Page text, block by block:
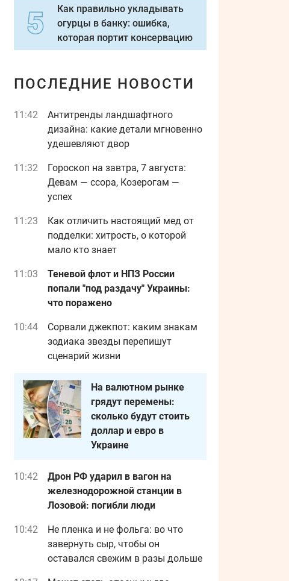
Как правильно укладывать
огурцы в банку: ошибка,
которая портит консервацию
ПОСЛЕДНИЕ НОВОСТИ
11:42
Антитренды ландшафтного
дизайна: какие детали мгновенно
удешевляют двор
11:32
Гороскоп на завтра, 7 августа:
Девам — ссора, Козерогам —
успех
11:23
Как отличить настоящий мед от
подделки: хитрость, о которой
мало кто знает
11:03
Теневой флот и НПЗ России
попали "под раздачу" Украины:
что поражено
10:44
Сорвали джекпот: каким знакам
зодиака звезды перепишут
сценарий жизни
На валютном рынке
грядут перемены:
сколько будут стоить
доллар и евро в
Украине
10:42
Дрон РФ ударил в вагон на
железнодорожной станции в
Лозовой: погибли люди
10:42
Не пленка и не фольга: во что
завернуть сыр, чтобы он
оставался свежим в разы дольше